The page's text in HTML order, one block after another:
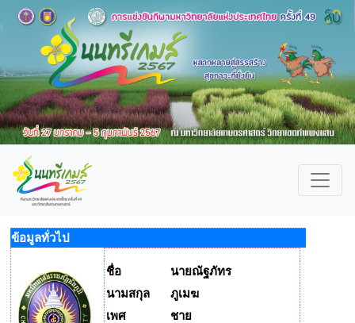
ข้อมูลทั่วไป
ชื่อ
นายณัฐภัทร
นามสกุล
ภูเมฆ
เพศ
ชาย